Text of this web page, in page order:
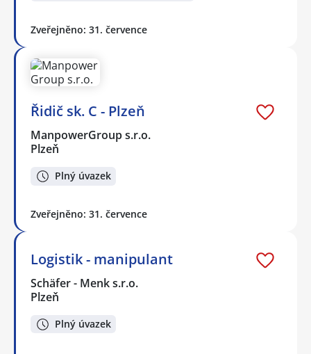
Zveřejněno: 31. července
Řidič sk. C - Plzeň
ManpowerGroup s.r.o.
Plzeň
Plný úvazek
Zveřejněno: 31. července
Logistik - manipulant
Schäfer - Menk s.r.o.
Plzeň
Plný úvazek